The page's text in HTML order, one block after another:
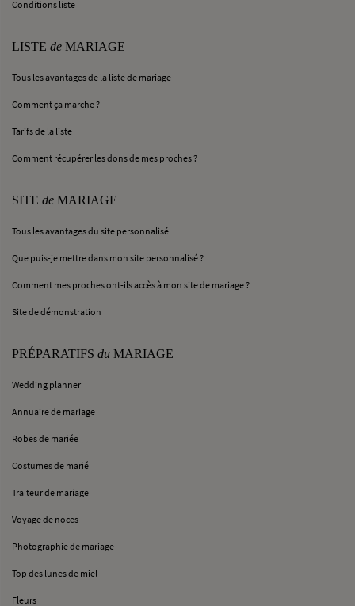
Conditions liste
LISTE de MARIAGE
Tous les avantages de la liste de mariage
Comment ça marche ?
Tarifs de la liste
Comment récupérer les dons de mes proches ?
SITE de MARIAGE
Tous les avantages du site personnalisé
Que puis-je mettre dans mon site personnalisé ?
Comment mes proches ont-ils accès à mon site de mariage ?
Site de démonstration
PRÉPARATIFS du MARIAGE
Wedding planner
Annuaire de mariage
Robes de mariée
Costumes de marié
Traiteur de mariage
Voyage de noces
Photographie de mariage
Top des lunes de miel
Fleurs